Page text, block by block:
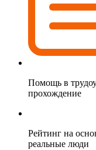
Помощь в
прохождение
Рейтинг на
реальные люди